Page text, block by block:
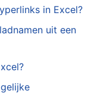
in Excel?
uit een